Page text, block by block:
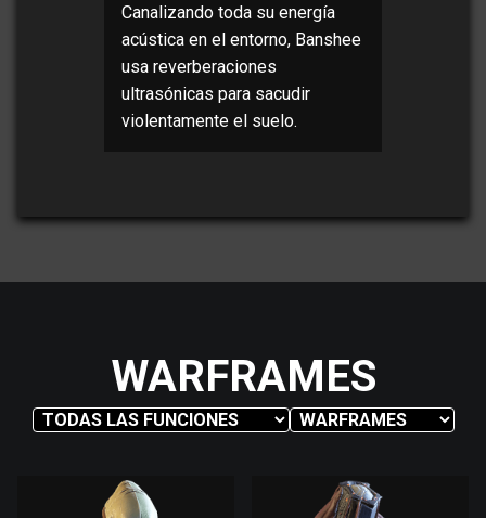
Canalizando toda su energía
acústica en el entorno, Banshee
usa reverberaciones
ultrasónicas para sacudir
violentamente el suelo.
WARFRAMES